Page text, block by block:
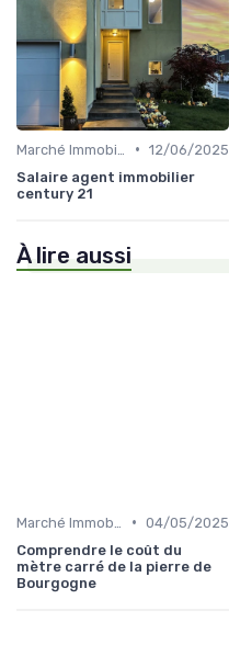
• 12/06/2025
Salaire agent immobilier
century 21
À lire aussi
• 04/05/2025
Comprendre le coût du
mètre carré de la pierre de
Bourgogne